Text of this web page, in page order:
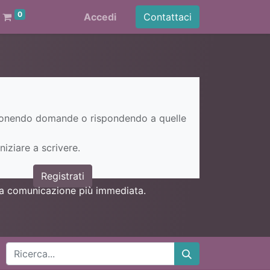
0 Accedi Contattaci
domande o rispondendo a quelle
a scrivere.
Registrati
comunicazione più immediata.